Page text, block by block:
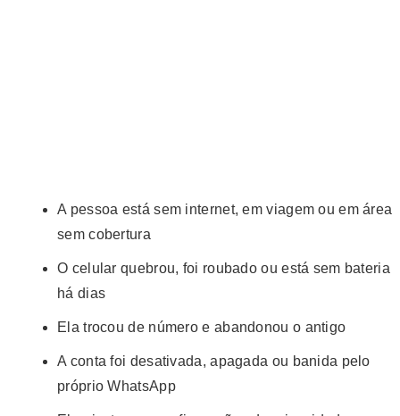
A pessoa está sem internet, em viagem ou em área
sem cobertura
O celular quebrou, foi roubado ou está sem bateria
há dias
Ela trocou de número e abandonou o antigo
A conta foi desativada, apagada ou banida pelo
próprio WhatsApp